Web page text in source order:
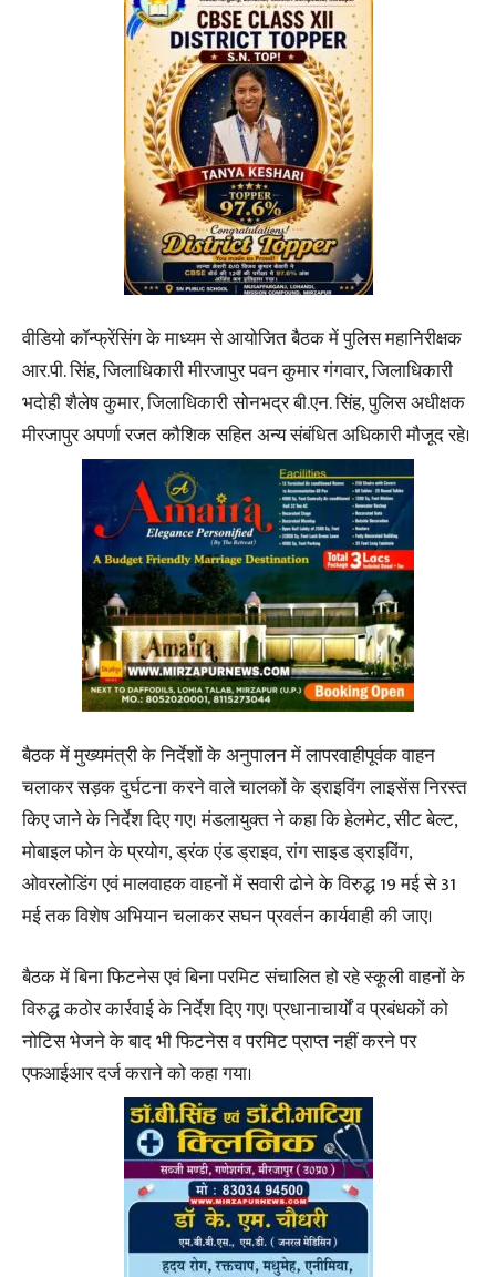
वीडियो कॉन्फ्रेंसिंग के माध्यम से आयोजित बैठक में पुलिस महानिरीक्षक
आर.पी. सिंह, जिलाधिकारी मीरजापुर पवन कुमार गंगवार, जिलाधिकारी
भदोही शैलेष कुमार, जिलाधिकारी सोनभद्र बी.एन. सिंह, पुलिस अधीक्षक
मीरजापुर अपर्णा रजत कौशिक सहित अन्य संबंधित अधिकारी मौजूद रहे।
बैठक में मुख्यमंत्री के निर्देशों के अनुपालन में लापरवाहीपूर्वक वाहन
चलाकर सड़क दुर्घटना करने वाले चालकों के ड्राइविंग लाइसेंस निरस्त
किए जाने के निर्देश दिए गए। मंडलायुक्त ने कहा कि हेलमेट, सीट बेल्ट,
मोबाइल फोन के प्रयोग, ड्रंक एंड ड्राइव, रांग साइड ड्राइविंग,
ओवरलोडिंग एवं मालवाहक वाहनों में सवारी ढोने के विरुद्ध 19 मई से 31
मई तक विशेष अभियान चलाकर सघन प्रवर्तन कार्यवाही की जाए।
बैठक में बिना फिटनेस एवं बिना परमिट संचालित हो रहे स्कूली वाहनों के
विरुद्ध कठोर कार्रवाई के निर्देश दिए गए। प्रधानाचार्यों व प्रबंधकों को
नोटिस भेजने के बाद भी फिटनेस व परमिट प्राप्त नहीं करने पर
एफआईआर दर्ज कराने को कहा गया।